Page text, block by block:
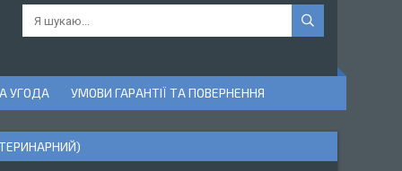
УГОДА УМОВИ ГАРАНТІЇ ТА ПОВЕРНЕННЯ